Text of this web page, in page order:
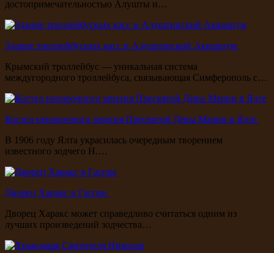
достопримечательностью Алушты и…
Здание троллейбусных касс и Алуштинский Аквариум
Крымский троллейбус — уникальная система
междугородного троллейбуса, связывающая Симферополь с…
Костел непорочного зачатия Пресвятой Девы Марии в Ялте
В 1906 году Ялта украсилась очередным творением
известного зодчего Н.…
Дворец Харакс в Гаспре
Дворец Харакс может справедливо считаться одним из
лучших произведений зодчества…